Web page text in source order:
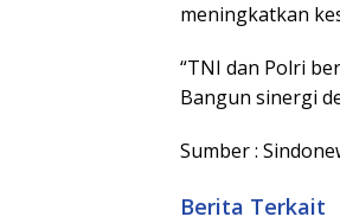
meningkatkan
“TNI dan Polri
Bangun sinergi
Sumber :
Berita Terkait